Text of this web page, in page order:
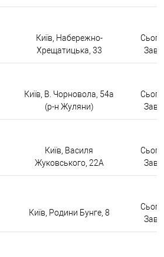
Київ, Набережно-
Хрещатицька, 33
Київ, В. Чорновола, 54а
(р-н Жуляни)
Київ, Василя
Жуковського, 22А
Київ, Родини Бунге, 8